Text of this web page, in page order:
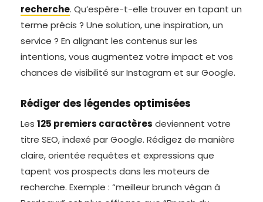
recherche. Qu’espère-t-elle trouver en tapant un
terme précis ? Une solution, une inspiration, un
service ? En alignant les contenus sur les
intentions, vous augmentez votre impact et vos
chances de visibilité sur Instagram et sur Google.
Rédiger des légendes optimisées
Les 125 premiers caractères deviennent votre
titre SEO, indexé par Google. Rédigez de manière
claire, orientée requêtes et expressions que
tapent vos prospects dans les moteurs de
recherche. Exemple : “meilleur brunch végan à